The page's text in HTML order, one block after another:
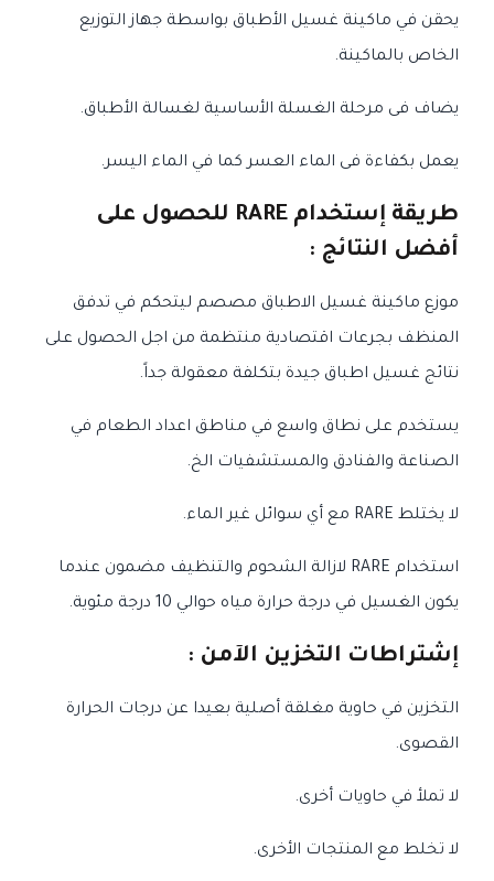
يحقن في ماكينة غسيل الأطباق بواسطة جهاز التوزيع
الخاص بالماكينة.
يضاف فى مرحلة الغسلة الأساسية لغسالة الأطباق.
يعمل بكفاءة فى الماء العسر كما في الماء اليسر.
طريقة إستخدام RARE للحصول على
أفضل النتائج :
موزع ماكينة غسيل الاطباق مصصم ليتحكم في تدفق
المنظف بجرعات اقتصادية منتظمة من اجل الحصول على
نتائج غسيل اطباق جيدة بتكلفة معقولة جداً.
يستخدم على نطاق واسع في مناطق اعداد الطعام في
الصناعة والفنادق والمستشفيات الخ.
لا يختلط RARE مع أي سوائل غير الماء.
استخدام RARE لازالة الشحوم والتنظيف مضمون عندما
يكون الغسيل في درجة حرارة مياه حوالي 10 درجة مئوية.
إشتراطات التخزين الآمن :
التخزين في حاوية مغلقة أصلية بعيدا عن درجات الحرارة
القصوى.
لا تملأ في حاويات أخرى.
لا تخلط مع المنتجات الأخرى.